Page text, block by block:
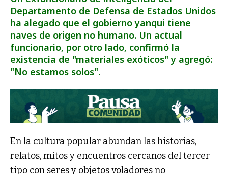
Departamento de Defensa de Estados Unidos
ha alegado que el gobierno yanqui tiene
naves de origen no humano. Un actual
funcionario, por otro lado, confirmó la
existencia de "materiales exóticos" y agregó:
"No estamos solos".
En la cultura popular abundan las historias,
relatos, mitos y encuentros cercanos del tercer
tipo con seres y objetos voladores no